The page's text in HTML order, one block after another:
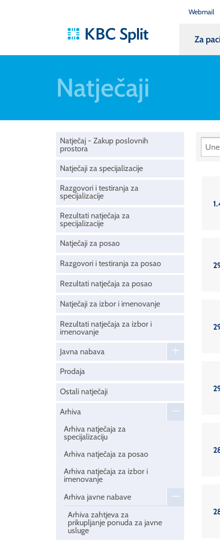
Webmail
Za
Natječaji
Natječaj - Zakup poslovnih
prostora
Natječaji za specijalizacije
Razgovori i testiranja za
specijalizacije
Rezultati natječaja za
specijalizacije
Natječaji za posao
Razgovori i testiranja za posao
Rezultati natječaja za posao
Natječaji za izbor i imenovanje
Rezultati natječaja za izbor i
imenovanje
Javna nabava
Prodaja
Ostali natječaji
Arhiva
Arhiva natječaja za
specijalizaciju
Arhiva natječaja za posao
Arhiva natječaja za izbor i
imenovanje
Arhiva javne nabave
Arhiva zahtjeva za
prikupljanje ponuda za javne
usluge